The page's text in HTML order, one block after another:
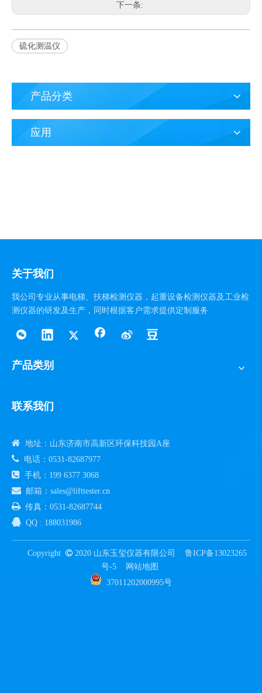
下一条:
硫化测温仪
产品分类
应用
关于我们
我公司专业从事电梯、扶梯检测仪器，起重设备检测仪器及工业检
测仪器的研发及生产，同时根据客户需求提供定制服务
产品类别
联系我们
 地址：山东济南市高新区环保科技园A座
 电话：0531-82687977
 手机：199 6377 3068
 邮箱：sales@lifttester.cn
 传真：0531-82687744
 QQ : 188031986
Copyright  2020 山东玉玺仪器有限公司
鲁ICP备13023265
号-5
网站地图
37011202000995号